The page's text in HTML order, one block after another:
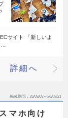
サイト 「新しいよ
詳細へ
掲載期間 26/08/08～26/08/21
マホ向け